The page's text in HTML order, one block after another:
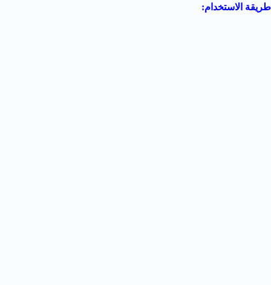
طريقة الاستخدام: